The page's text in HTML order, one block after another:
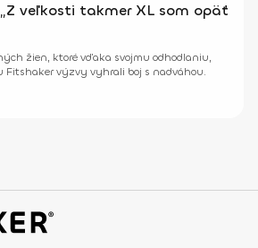
veľkosti takmer XL som opäť
žien, ktoré vďaka svojmu odhodlaniu,
Fitshaker výzvy vyhrali boj s nadváhou.